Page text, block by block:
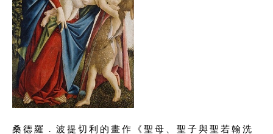
桑德羅．波提切利的畫作《聖母、聖子與聖若翰洗